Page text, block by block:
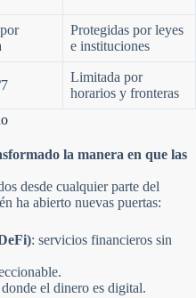
Protegidas por leyes
e instituciones
Limitada por
horarios y fronteras
la manera en que las
desde cualquier parte del
ha abierto nuevas puertas:
: servicios financieros sin
el dinero es digital.